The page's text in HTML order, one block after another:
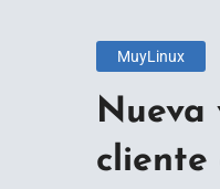
MuyLinux
Nueva
cliente